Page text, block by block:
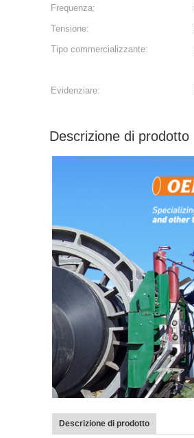
Frequenza:
Tensione:
Tipo commercializzante:
Evidenziare:
Descrizione di prodotto
Descrizione di prodotto